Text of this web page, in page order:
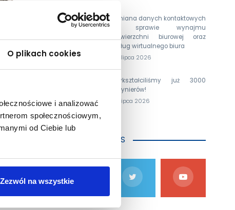
O plikach cookies
i analizować
społecznościowym,
od Ciebie lub
Zezwól na wszystkie
w
Zmiana danych kontaktowych
w sprawie wynajmu
powierzchni biurowej oraz
usług wirtualnego biura
24 lipca 2026
Wykształciliśmy już 3000
inżynierów!
15 lipca 2026
DOŁĄCZ DO NAS